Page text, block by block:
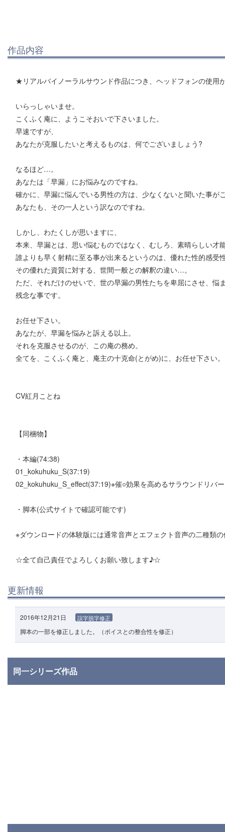
作品内容
★リアルバイノーラルサウンド作品につき、ヘッドフォンの使用
いらっしゃいませ。
こくふく庵に、ようこそおいで下さいました。
早速ですが、
あなたが克服したいと考えるものは、何でございましょう?
なるほど…。
あなたは「早漏」にお悩みなのですね。
確かに、早漏に悩んでいる男性の方は、少なくないと聞いた事が
あなたも、その一人という訳なのですね。
しかし、わたくしが思いますに、
本来、早漏とは、思い悩むものではなく、むしろ、素晴らしい才
誰よりも早く射精に至る事が出来るというのは、優れた性的感受
その優れた資質に対する、世間一般との解釈の違い…。
ただ、それだけのせいで、世の早漏の男性たちを卑屈にさせ、悩
残念な事です。
お任せ下さい。
あなたが、早漏を悩みと訴える以上。
それを克服させるのが、この庵の務め。
全てを、こくふく庵と、庵主の十克命(とがめ)に、お任せ下さい。
CV紅月ことね
【同梱物】
・本編(74:38)
01_kokuhuku_S(37:19)
02_kokuhuku_S_effect(37:19)※催○効果を高めるサラウンドリバ
・脚本(公式サイトで確認可能です)
※ダウンロードの体験版には通常音声とエフェクト音声の二種類
☆全て自己責任でよろしくお願い致します♪☆
更新情報
2016年12月21日 誤字脱字修正
脚本の一部を修正しました。（ボイスとの整合性を修正）
同一シリーズ作品